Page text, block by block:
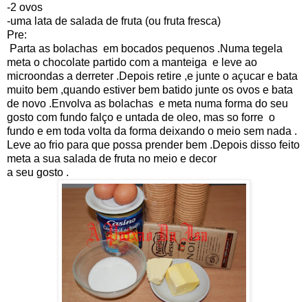
-2 ovos
-uma lata de salada de fruta (ou fruta fresca)
Pre:
Parta as bolachas em bocados pequenos .Numa tegela
meta o chocolate partido com a manteiga e leve ao
microondas a derreter .Depois retire ,e junte o açucar e bata
muito bem ,quando estiver bem batido junte os ovos e bata
de novo .Envolva as bolachas e meta numa forma do seu
gosto com fundo falço e untada de oleo, mas so forre o
fundo e em toda volta da forma deixando o meio sem nada .
Leve ao frio para que possa prender bem .Depois disso feito
meta a sua salada de fruta no meio e decor
a seu gosto .